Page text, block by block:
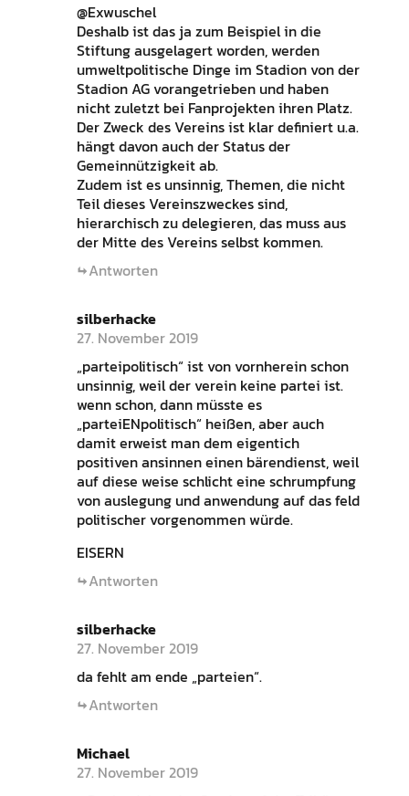
@Exwuschel
Deshalb ist das ja zum Beispiel in die
Stiftung ausgelagert worden, werden
umweltpolitische Dinge im Stadion von der
Stadion AG vorangetrieben und haben
nicht zuletzt bei Fanprojekten ihren Platz.
Der Zweck des Vereins ist klar definiert u.a.
hängt davon auch der Status der
Gemeinnützigkeit ab.
Zudem ist es unsinnig, Themen, die nicht
Teil dieses Vereinszweckes sind,
hierarchisch zu delegieren, das muss aus
der Mitte des Vereins selbst kommen.
Antworten
silberhacke
27. November 2019
„parteipolitisch“ ist von vornherein schon
unsinnig, weil der verein keine partei ist.
wenn schon, dann müsste es
„parteiENpolitisch“ heißen, aber auch
damit erweist man dem eigentich
positiven ansinnen einen bärendienst, weil
auf diese weise schlicht eine schrumpfung
von auslegung und anwendung auf das feld
politischer vorgenommen würde.
EISERN
Antworten
silberhacke
27. November 2019
da fehlt am ende „parteien“.
Antworten
Michael
27. November 2019